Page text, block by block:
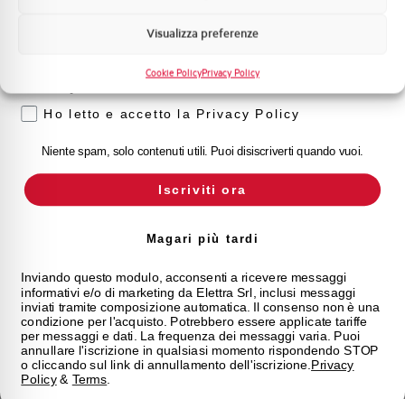
Visualizza preferenze
Cookie PolicyPrivacy Policy
Voglio ricevere aggiornamenti, novità di
Ho letto e accetto la Privacy Policy
Niente spam, solo contenuti utili. Puoi disiscriverti quando vuoi.
Iscriviti ora
Magari più tardi
Inviando questo modulo, acconsenti a ricevere messaggi
informativi e/o di marketing da Elettra Srl, inclusi messaggi
inviati tramite composizione automatica. Il consenso non è una
condizione per l'acquisto. Potrebbero essere applicate tariffe
per messaggi e dati. La frequenza dei messaggi varia. Puoi
annullare l'iscrizione in qualsiasi momento rispondendo STOP
o cliccando sul link di annullamento dell'iscrizione. Privacy
Policy& Terms